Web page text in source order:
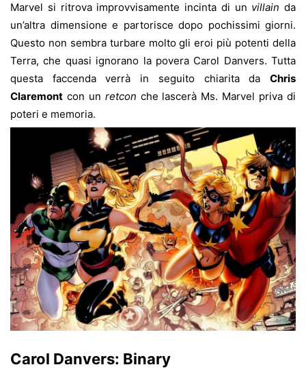
Marvel si ritrova improvvisamente incinta di un villain da
un’altra dimensione e partorisce dopo pochissimi giorni.
Questo non sembra turbare molto gli eroi più potenti della
Terra, che quasi ignorano la povera Carol Danvers. Tutta
questa faccenda verrà in seguito chiarita da Chris
Claremont con un retcon che lascerà Ms. Marvel priva di
poteri e memoria.
Carol Danvers: Binary